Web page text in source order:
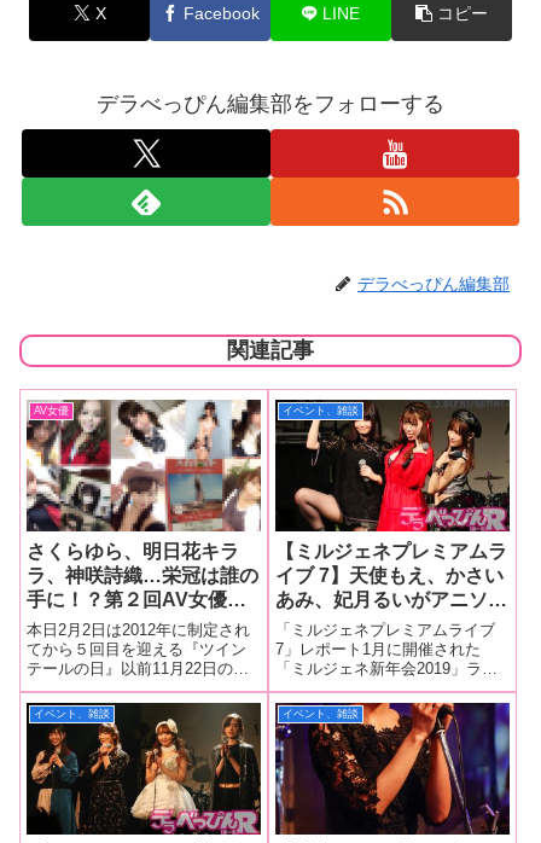
X Facebook LINE コピー
デラべっぴん編集部をフォローする
デラべっぴん編集部
関連記事
AV女優
さくらゆら、明日花キラ
ラ、神咲詩織…栄冠は誰の
手に！？第２回AV女優デ
ラべっぴん的“勝手に”『ツ
インテール大賞』
本日2月2日は2012年に制定され
てから５回目を迎える『ツイン
テールの日』以前11月22日の
『いいツインテールの日』に“ツ
インテール大賞”を決めたデラべ
っぴんとしては…。 今回もやり
ましょう…第２回“勝手に”『ツイ
ンテール大賞 』！極上の“
イベント、雑談
【ミルジェネプレミアムラ
イブ 7】天使もえ、かさい
あみ、妃月るいがアニソン
＆ボーカロイドでファンと
一体化！ ミルジェネ初の
試みは大成功に！
「ミルジェネプレミアムライブ
7」レポート1月に開催された
「ミルジェネ新年会2019」ライ
ブを皮切りに毎月、様々なライ
ブを行っている「Milky Pop
Generation」（通称・ミルジェ
ネ）が7回目となる「ミルジェネ
プレミアムライブ」
イベント、雑談 イベント、雑談